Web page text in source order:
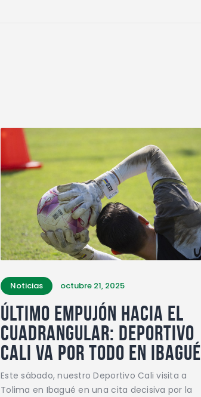
Noticias octubre 21, 2025
Último empujón hacia el
cuadrangular: Deportivo
Cali va por todo en Ibagué
Este sábado, nuestro Deportivo Cali visita a
Tolima en Ibagué en una cita decisiva por la